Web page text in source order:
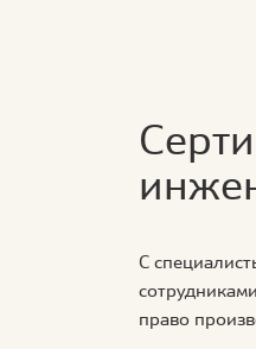
С
право